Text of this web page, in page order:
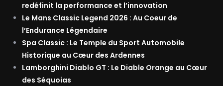
redéfinit la performance et l’innovation
Le Mans Classic Legend 2026 : Au Coeur de
l’Endurance Légendaire
Spa Classic : Le Temple du Sport Automobile
Historique au Cœur des Ardennes
Lamborghini Diablo GT : Le Diable Orange au Cœur
des Séquoias